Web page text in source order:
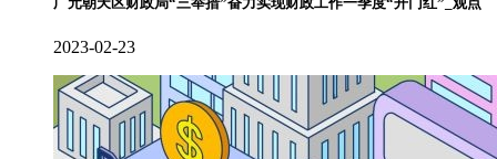
2023-02-23